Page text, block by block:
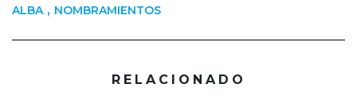
ALBA , NOMBRAMIENTOS
RELACIONADO